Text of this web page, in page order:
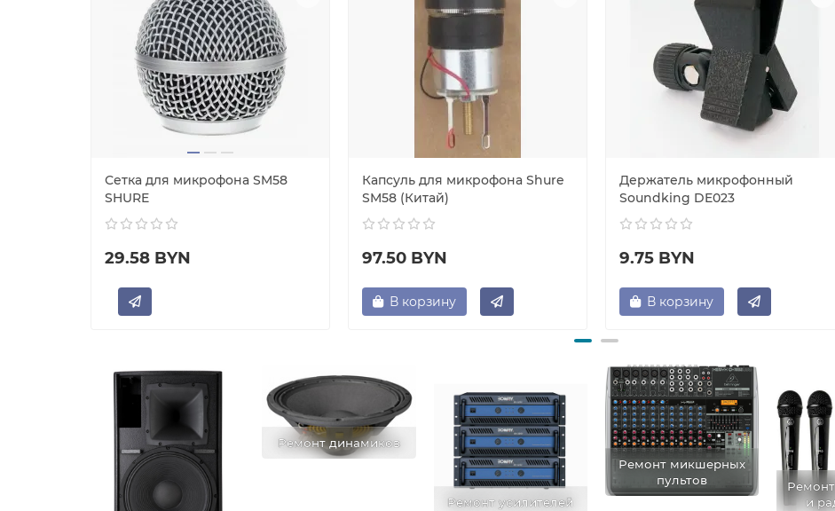
Сетка для микрофона SM58
SHURE
29.58 BYN
Капсуль для микрофона Shure
SM58 (Китай)
97.50 BYN
В корзину
Держатель микрофонный
Soundking DE023
9.75 BYN
В корзину
Ремонт динамиков
Ремонт усилителей
Ремонт микшерных
пультов
и